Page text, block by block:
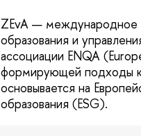
ZEvA — международное
образования и
ассоциации ENQA
формирующей подходы к
основывается на
образования (ESG).